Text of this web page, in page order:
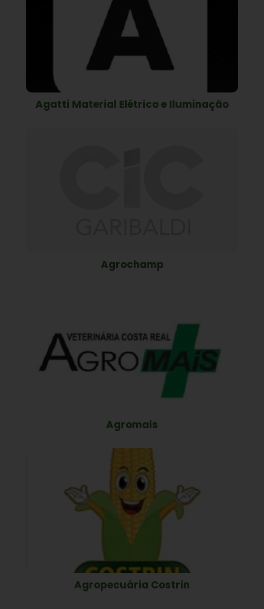
Agatti Material Elétrico e Iluminação
Agrochamp
Agromais
Agropecuária Costrin